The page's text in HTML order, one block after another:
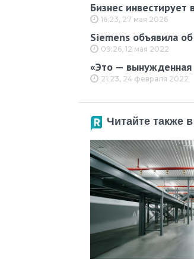
Бизнес инвестирует
16:23, 27 мая 2026
Siemens объявила
09:26, 12 мая 2022
«Это — вынужденная
21:23, 24 февраля 2022
Читайте также